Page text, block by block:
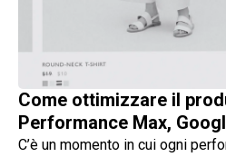
Come ottimizzare il
Performance Max,
C’è un momento in cui ogni